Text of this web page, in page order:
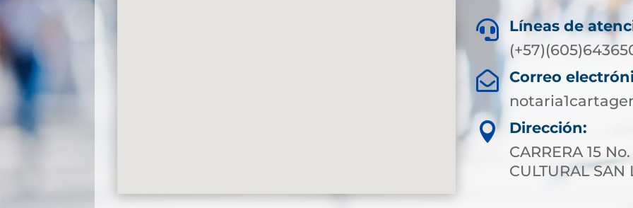

Líneas de

Correo

Dirección:
CARRERA 15
CULTURAL SAN